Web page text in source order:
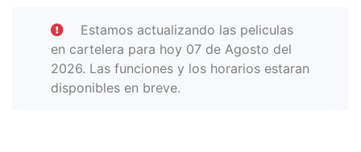
Estamos actualizando las peliculas
en cartelera para hoy 07 de Agosto del
2026. Las funciones y los horarios estaran
disponibles en breve.